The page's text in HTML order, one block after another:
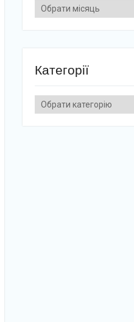
Архіви
Категорії
Категорії